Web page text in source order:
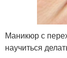
Маникюр с
научиться